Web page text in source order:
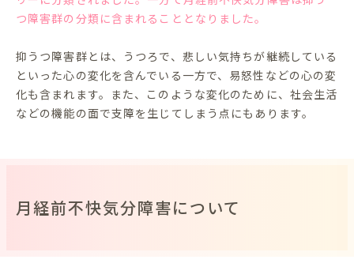
つ障害群の分類に含まれることとなりました。
抑うつ障害群とは、うつろで、悲しい気持ちが継続している
といった心の変化を含んでいる一方で、易怒性などの心の変
化も含まれます。また、このような変化のために、社会生活
などの機能の面で支障を生じてしまう点にもあります。
月経前不快気分障害について